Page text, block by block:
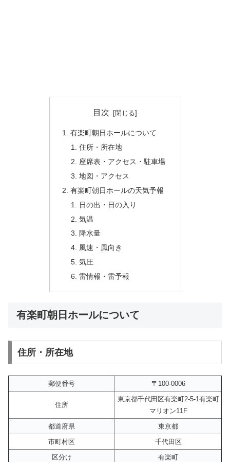
目次
有楽町朝日ホールについて
住所・所在地
座席表・アクセス・駐車場
地図・アクセス
有楽町朝日ホールの天気予報
日の出・日の入り
気温
降水量
風速・風向き
気圧
雷情報・雷予報
有楽町朝日ホールについて
住所・所在地
郵便番号 〒100-0006
住所
東京都千代田区有楽町2-5-1有楽町
マリオン11F
都道府県
東京都
市町村区
千代田区
区分け
有楽町